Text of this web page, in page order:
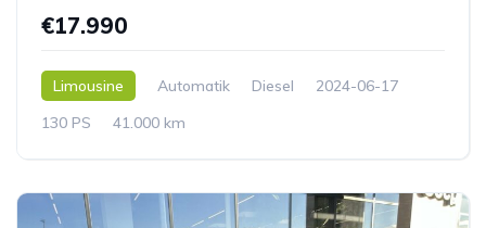
€17.990
Limousine Automatik Diesel
2024-06-17
130 PS
41.000 km